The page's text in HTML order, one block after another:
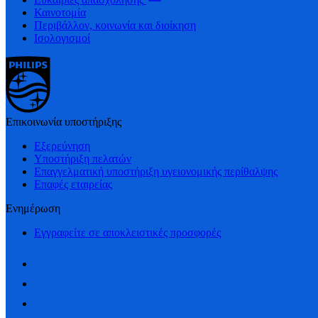
Καινοτομία
Περιβάλλον, κοινωνία και διοίκηση
Ισολογισμοί
Επικοινωνία υποστήριξης
Εξερεύνηση
Υποστήριξη πελατών
Επαγγελματική υποστήριξη υγειονομικής περίθαλψης
Επαφές εταιρείας
Ενημέρωση
Εγγραφείτε σε αποκλειστικές προσφορές